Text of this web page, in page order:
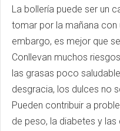
La bollería puede ser un
tomar por la mañana con
embargo, es mejor que
Conllevan muchos
las grasas poco
desgracia, los dulces no
Pueden contribuir a
de peso, la diabetes y